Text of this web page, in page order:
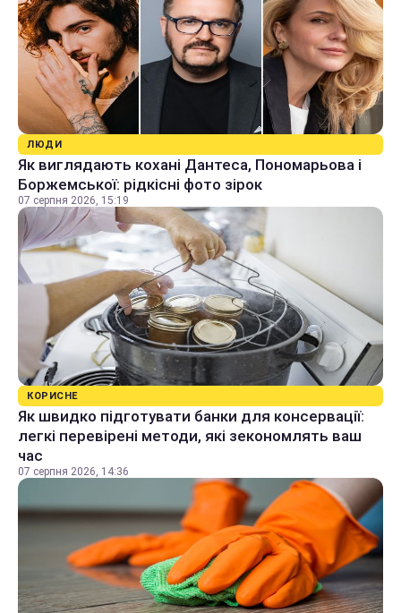
ЛЮДИ
Як виглядають кохані Дантеса, Пономарьова і
Боржемської: рідкісні фото зірок
07 серпня 2026, 15:19
КОРИСНЕ
Як швидко підготувати банки для консервації:
легкі перевірені методи, які зекономлять ваш
час
07 серпня 2026, 14:36